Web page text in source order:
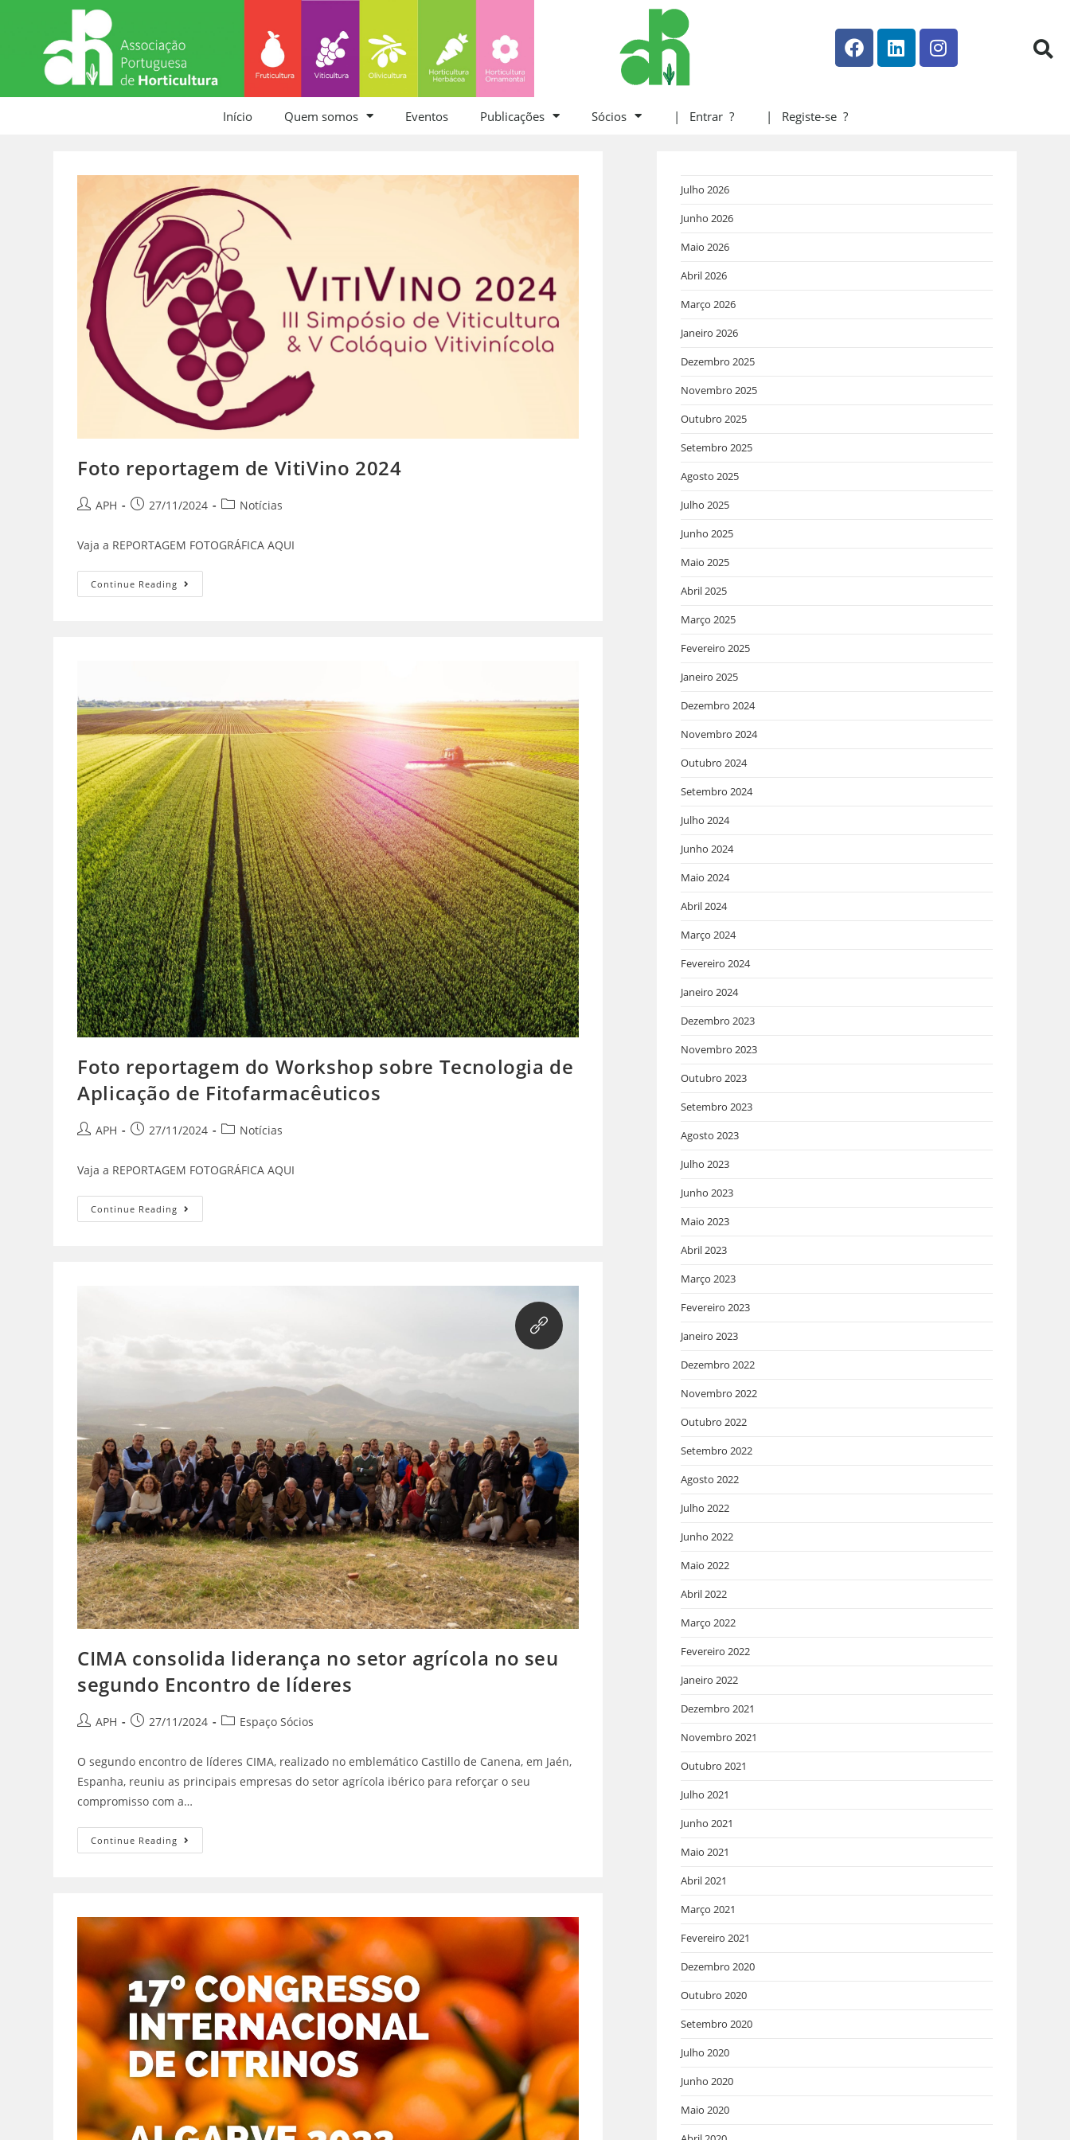
Início Quem somos Eventos Publicações Sócios | Entrar ? | Registe-se ?
Foto reportagem de VitiVino 2024
APH 27/11/2024 Notícias
Vaja a REPORTAGEM FOTOGRÁFICA AQUI
Continue Reading
Foto reportagem do Workshop sobre Tecnologia de
Aplicação de Fitofarmacêuticos
APH 27/11/2024 Notícias
Vaja a REPORTAGEM FOTOGRÁFICA AQUI
Continue Reading
CIMA consolida liderança no setor agrícola no seu
segundo Encontro de líderes
APH 27/11/2024 Espaço Sócios
O segundo encontro de líderes CIMA, realizado no emblemático Castillo de Canena, em Jaén,
Espanha, reuniu as principais empresas do setor agrícola ibérico para reforçar o seu
compromisso com a…
Continue Reading
Julho 2026
Junho 2026
Maio 2026
Abril 2026
Março 2026
Janeiro 2026
Dezembro 2025
Novembro 2025
Outubro 2025
Setembro 2025
Agosto 2025
Julho 2025
Junho 2025
Maio 2025
Abril 2025
Março 2025
Fevereiro 2025
Janeiro 2025
Dezembro 2024
Novembro 2024
Outubro 2024
Setembro 2024
Julho 2024
Junho 2024
Maio 2024
Abril 2024
Março 2024
Fevereiro 2024
Janeiro 2024
Dezembro 2023
Novembro 2023
Outubro 2023
Setembro 2023
Agosto 2023
Julho 2023
Junho 2023
Maio 2023
Abril 2023
Março 2023
Fevereiro 2023
Janeiro 2023
Dezembro 2022
Novembro 2022
Outubro 2022
Setembro 2022
Agosto 2022
Julho 2022
Junho 2022
Maio 2022
Abril 2022
Março 2022
Fevereiro 2022
Janeiro 2022
Dezembro 2021
Novembro 2021
Outubro 2021
Julho 2021
Junho 2021
Maio 2021
Abril 2021
Março 2021
Fevereiro 2021
Dezembro 2020
Outubro 2020
Setembro 2020
Julho 2020
Junho 2020
Maio 2020